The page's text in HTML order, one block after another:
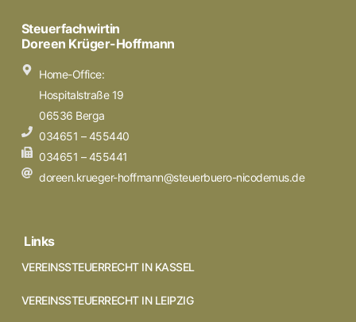
Steuerfachwirtin
Doreen Krüger-Hoffmann
Home-Office:
Hospitalstraße 19
06536 Berga
034651 – 455440
034651 – 455441
doreen.krueger-hoffmann@steuerbuero-nicodemus.de
Links
VEREINSSTEUERRECHT IN KASSEL
VEREINSSTEUERRECHT IN LEIPZIG